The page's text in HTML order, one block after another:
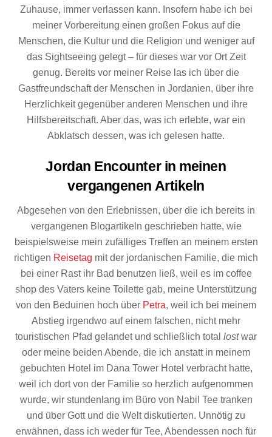
Zuhause, immer verlassen kann. Insofern habe ich bei
meiner Vorbereitung einen großen Fokus auf die
Menschen, die Kultur und die Religion und weniger auf
das Sightseeing gelegt – für dieses war vor Ort Zeit
genug. Bereits vor meiner Reise las ich über die
Gastfreundschaft der Menschen in Jordanien, über ihre
Herzlichkeit gegenüber anderen Menschen und ihre
Hilfsbereitschaft. Aber das, was ich erlebte, war ein
Abklatsch dessen, was ich gelesen hatte.
Jordan Encounter in meinen
vergangenen Artikeln
Abgesehen von den Erlebnissen, über die ich bereits in
vergangenen Blogartikeln geschrieben hatte, wie
beispielsweise mein zufälliges Treffen an meinem ersten
richtigen Reisetag mit der jordanischen Familie, die mich
bei einer Rast ihr Bad benutzen ließ, weil es im coffee
shop des Vaters keine Toilette gab, meine Unterstützung
von den Beduinen hoch über Petra, weil ich bei meinem
Abstieg irgendwo auf einem falschen, nicht mehr
touristischen Pfad gelandet und schließlich total lostwar
oder meine beiden Abende, die ich anstatt in meinem
gebuchten Hotel im Dana Tower Hotel verbracht hatte,
weil ich dort von der Familie so herzlich aufgenommen
wurde, wir stundenlang im Büro von Nabil Tee tranken
und über Gott und die Welt diskutierten. Unnötig zu
erwähnen, dass ich weder für Tee, Abendessen noch für